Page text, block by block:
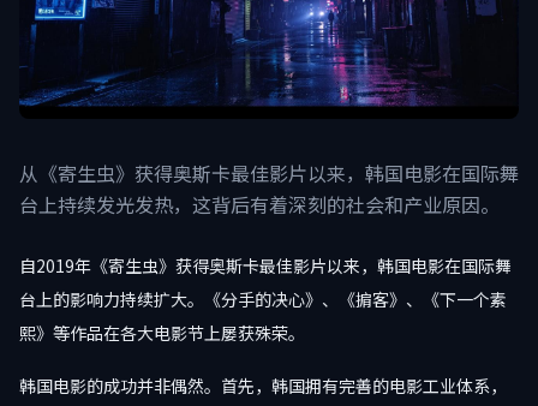
从《寄生虫》获得奥斯卡最佳影片以来，韩国电影在国际舞
台上持续发光发热，这背后有着深刻的社会和产业原因。
自2019年《寄生虫》获得奥斯卡最佳影片以来，韩国电影在国际舞
台上的影响力持续扩大。《分手的决心》、《掮客》、《下一个素
熙》等作品在各大电影节上屡获殊荣。
韩国电影的成功并非偶然。首先，韩国拥有完善的电影工业体系，